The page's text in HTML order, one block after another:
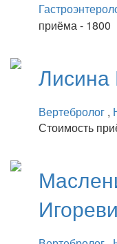
приёма - 1800
Лисина
Вертебролог ,
Стоимость